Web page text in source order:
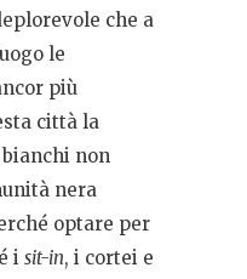
che a
le
più
città la
non
nera
optare per
i sit-in, i cortei e